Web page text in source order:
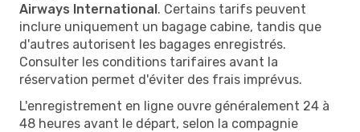
Airways International. Certains tarifs peuvent
inclure uniquement un bagage cabine, tandis que
d'autres autorisent les bagages enregistrés.
Consulter les conditions tarifaires avant la
réservation permet d'éviter des frais imprévus.
L'enregistrement en ligne ouvre généralement 24 à
48 heures avant le départ, selon la compagnie